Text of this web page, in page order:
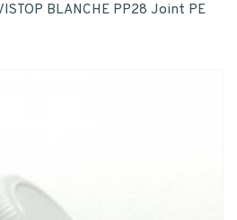
BLANCHE PP28 Joint PE